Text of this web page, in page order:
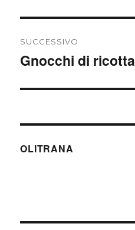
SUCCESSIVO
Articolo
Gnocchi di ricotta
OLITRANA